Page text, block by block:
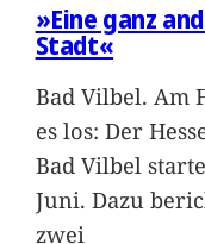
»Eine ganz
Stadt«
Bad Vilbel. Am
es los: Der
Bad Vilbel
Juni. Dazu
zwei